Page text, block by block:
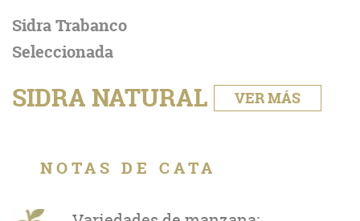
Sidra Trabanco
Seleccionada
SIDRA NATURAL VER MÁS
NOTAS DE CATA